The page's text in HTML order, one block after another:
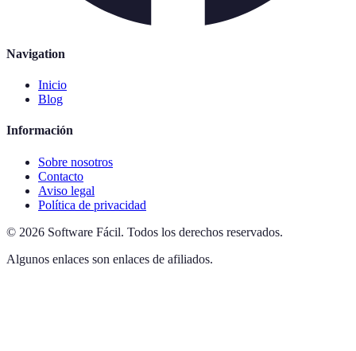
Navigation
Inicio
Blog
Información
Sobre nosotros
Contacto
Aviso legal
Política de privacidad
© 2026 Software Fácil. Todos los derechos reservados.
Algunos enlaces son enlaces de afiliados.